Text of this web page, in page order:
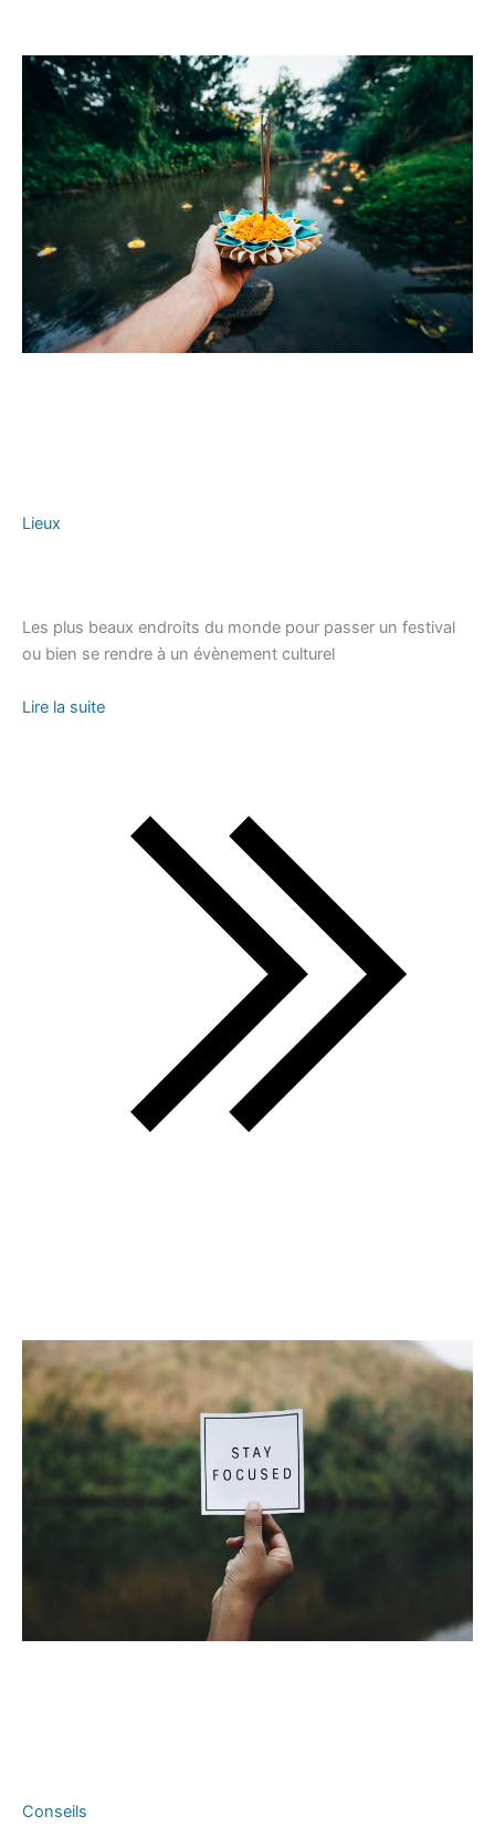
Lieux
Les plus beaux endroits du monde pour passer un festival
ou bien se rendre à un évènement culturel
Lire la suite
Conseils